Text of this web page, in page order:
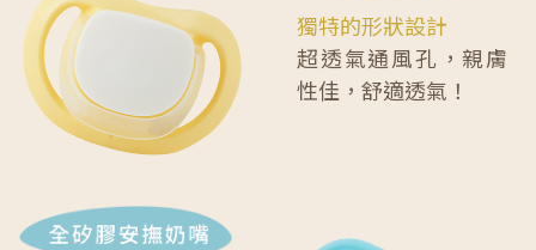
獨特的形狀設計
超透氣通風孔，親膚
性佳，舒適透氣！